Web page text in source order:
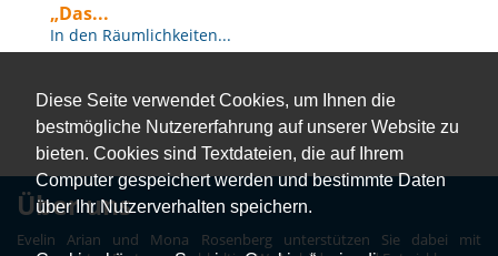
Diese Seite verwendet Cookies, um Ihnen die
bestmögliche Nutzererfahrung auf unserer Website zu
bieten. Cookies sind Textdateien, die auf Ihrem
Computer gespeichert werden und bestimmte Daten
über Ihr Nutzerverhalten speichern.
„Das...
In den Räumlichkeiten...
Über uns
Evelin Arian und Mona Rosenberg unterstützen Sie dabei mit